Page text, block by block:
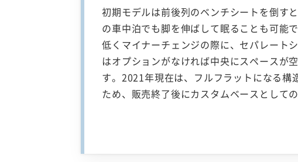
初期モデルは前後列のベンチシートを倒す
の車中泊でも脚を伸ばして眠ることも可能
低くマイナーチェンジの際に、セパレート
はオプションがなければ中央にスペースが
す。2021年現在は、フルフラットになる
ため、販売終了後にカスタムベースとして